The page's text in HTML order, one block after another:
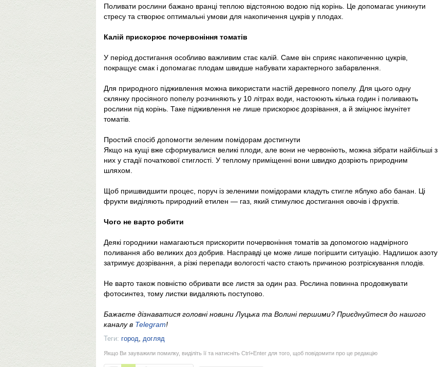
Поливати рослини бажано вранці теплою відстояною водою під корінь. Це допомагає уникнути
стресу та створює оптимальні умови для накопичення цукрів у плодах.
Калій прискорює почервоніння томатів
У період достигання особливо важливим стає калій. Саме він сприяє накопиченню цукрів,
покращує смак і допомагає плодам швидше набувати характерного забарвлення.
Для природного підживлення можна використати настій деревного попелу. Для цього одну
склянку просіяного попелу розчиняють у 10 літрах води, настоюють кілька годин і поливають
рослини під корінь. Таке підживлення не лише прискорює дозрівання, а й зміцнює імунітет
томатів.
Простий спосіб допомогти зеленим помідорам достигнути
Якщо на кущі вже сформувалися великі плоди, але вони не червоніють, можна зібрати найбільші з
них у стадії початкової стиглості. У теплому приміщенні вони швидко дозріють природним
шляхом.
Щоб пришвидшити процес, поруч із зеленими помідорами кладуть стигле яблуко або банан. Ці
фрукти виділяють природний етилен — газ, який стимулює достигання овочів і фруктів.
Чого не варто робити
Деякі городники намагаються прискорити почервоніння томатів за допомогою надмірного
поливання або великих доз добрив. Насправді це може лише погіршити ситуацію. Надлишок азоту
затримує дозрівання, а різкі перепади вологості часто стають причиною розтріскування плодів.
Не варто також повністю обривати все листя за один раз. Рослина повинна продовжувати
фотосинтез, тому листки видаляють поступово.
Бажаєте дізнаватися головні новини Луцька та Волині першими? Приєднуйтеся до нашого
каналу в Telegram!
Теги: город, догляд
Якщо Ви зауважили помилку, виділіть її та натисніть Ctrl+Enter для того, щоб повідомити про це редакцію